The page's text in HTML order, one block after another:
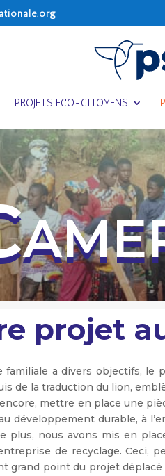
PROJETS ECO-CITOYENS
projet
familiale a divers objectifs, le
de la traduction du lion,
mettre en place une
développement durable, à
plus, nous avons mis en
de recyclage.
grand point du projet